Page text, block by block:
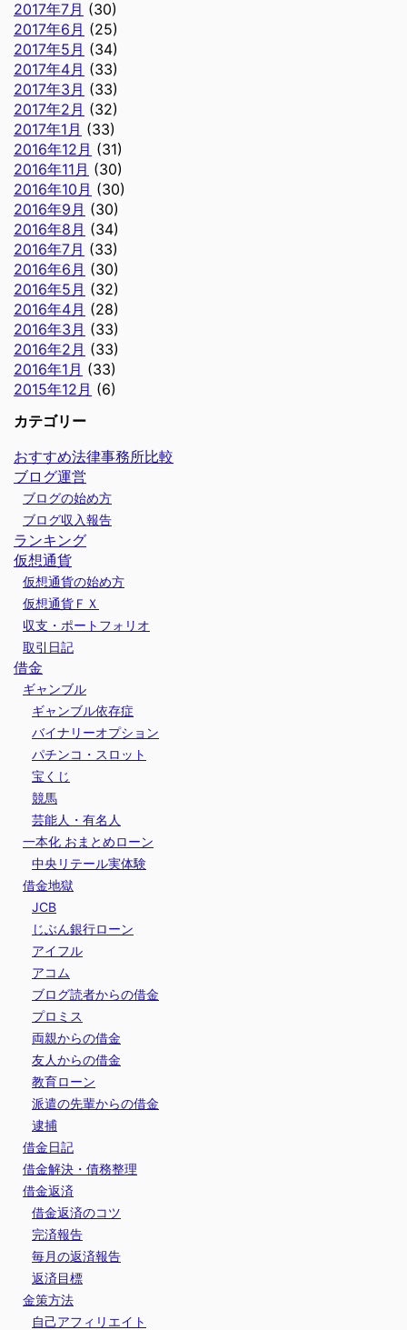
2017年7月 (30)
2017年6月 (25)
2017年5月 (34)
2017年4月 (33)
2017年3月 (33)
2017年2月 (32)
2017年1月 (33)
2016年12月 (31)
2016年11月 (30)
2016年10月 (30)
2016年9月 (30)
2016年8月 (34)
2016年7月 (33)
2016年6月 (30)
2016年5月 (32)
2016年4月 (28)
2016年3月 (33)
2016年2月 (33)
2016年1月 (33)
2015年12月 (6)
カテゴリー
おすすめ法律事務所比較
ブログ運営
ブログの始め方
ブログ収入報告
ランキング
仮想通貨
仮想通貨の始め方
仮想通貨ＦＸ
収支・ポートフォリオ
取引日記
借金
ギャンブル
ギャンブル依存症
バイナリーオプション
パチンコ・スロット
宝くじ
競馬
芸能人・有名人
一本化 おまとめローン
中央リテール実体験
借金地獄
JCB
じぶん銀行ローン
アイフル
アコム
ブログ読者からの借金
プロミス
両親からの借金
友人からの借金
教育ローン
派遣の先輩からの借金
逮捕
借金日記
借金解決・債務整理
借金返済
借金返済のコツ
完済報告
毎月の返済報告
返済目標
金策方法
自己アフィリエイト